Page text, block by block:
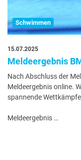
Schwimmen
15.07.2025
Meldeergebnis
Nach Abschluss der
Meldeergebnis online.
spannende Wettkämpfe
Meldeergebnis …